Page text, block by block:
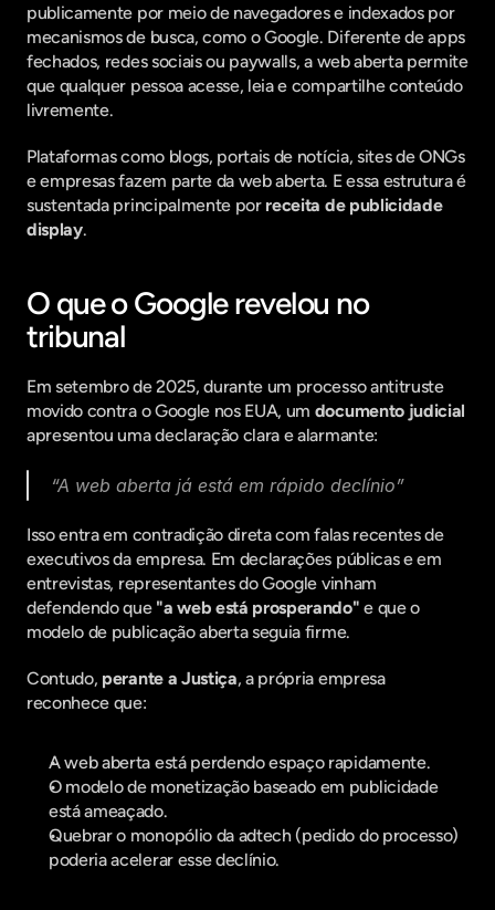
publicamente por meio de navegadores e indexados por
mecanismos de busca, como o Google. Diferente de apps
fechados, redes sociais ou paywalls, a web aberta permite
que qualquer pessoa acesse, leia e compartilhe conteúdo
livremente.
Plataformas como blogs, portais de notícia, sites de ONGs
e empresas fazem parte da web aberta. E essa estrutura é
sustentada principalmente por receita de publicidade
display.
O que o Google revelou no
tribunal
Em setembro de 2025, durante um processo antitruste
movido contra o Google nos EUA, um
apresentou uma declaração clara e alarmante:
“A web aberta já está em rápido declínio”
Isso entra em contradição direta com falas recentes de
executivos da empresa. Em declarações públicas e em
entrevistas, representantes do Google vinham
defendendo que "a web está prosperando" e que o
modelo de publicação aberta seguia firme.
Contudo, perante a Justiça, a própria empresa
reconhece que:
A web aberta está perdendo espaço rapidamente.
O modelo de monetização baseado em publicidade
está ameaçado.
Quebrar o monopólio da adtech (pedido do processo)
poderia acelerar esse declínio.